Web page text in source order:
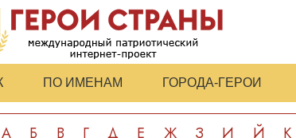
ПО ИМЕНАМ ГОРОДА-ГЕРОИ
А Б В Г Д Е Ж З И Й К